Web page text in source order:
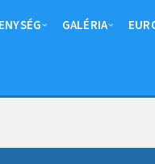
GALÉRIA